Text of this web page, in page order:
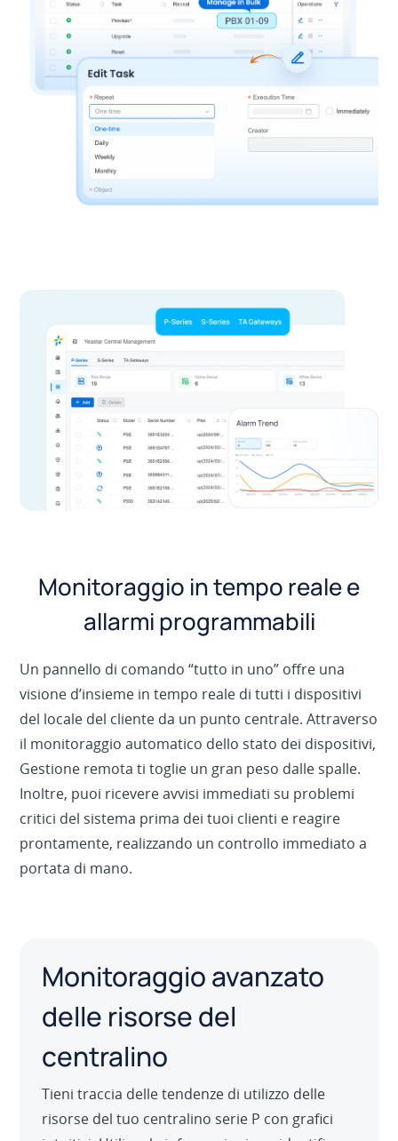
Monitoraggio in tempo reale e
allarmi programmabili
Un pannello di comando “tutto in uno” offre una
visione d’insieme in tempo reale di tutti i dispositivi
del locale del cliente da un punto centrale. Attraverso
il monitoraggio automatico dello stato dei dispositivi,
Gestione remota ti toglie un gran peso dalle spalle.
Inoltre, puoi ricevere avvisi immediati su problemi
critici del sistema prima dei tuoi clienti e reagire
prontamente, realizzando un controllo immediato a
portata di mano.
Monitoraggio avanzato
delle risorse del
centralino
Tieni traccia delle tendenze di utilizzo delle
risorse del tuo centralino serie P con grafici